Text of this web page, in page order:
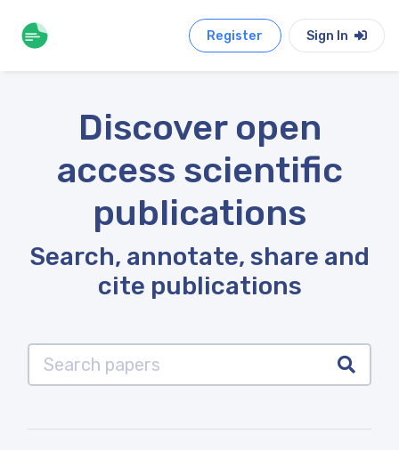
Register Sign In
Discover open
access scientific
publications
Search, annotate, share and
cite publications